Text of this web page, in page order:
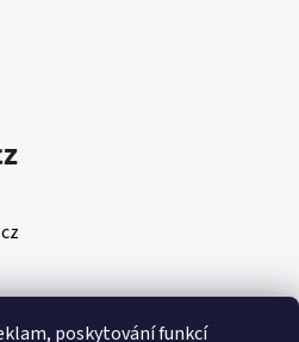
poskytování funkcí